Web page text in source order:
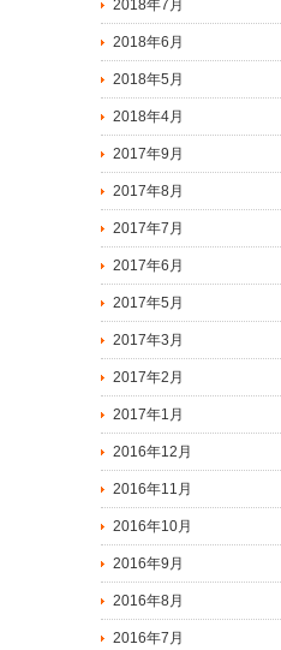
2018年7月
2018年6月
2018年5月
2018年4月
2017年9月
2017年8月
2017年7月
2017年6月
2017年5月
2017年3月
2017年2月
2017年1月
2016年12月
2016年11月
2016年10月
2016年9月
2016年8月
2016年7月